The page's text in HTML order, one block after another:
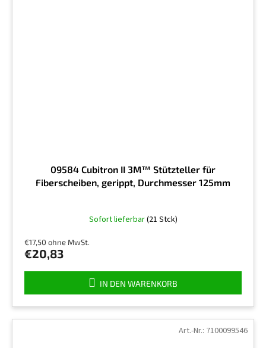
09584 Cubitron II 3M™ Stützteller für
Fiberscheiben, gerippt, Durchmesser 125mm
Die
durchschnittliche
von
5
Sternen.
Sofort lieferbar(21 Stck)
€17,50 ohne MwSt.
€20,83
IN DEN WARENKORB
Art.-Nr.: 7100099546